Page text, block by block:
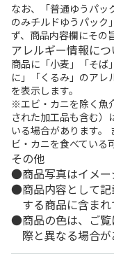
なお、「普通ゆうパッ
のみチルドゆうパック
ず、商品内容欄にその
アレルギー情報につ
商品に「小麦」「そば
に」「くるみ」のアレ
を表示します。
※エビ・カニを除く魚
された加工品も含む）
いる場合があります。
ビ・カニを食べている
その他
商品写真はイメー
商品内容として
する商品に含まれ
商品の色は、ご
際と異なる場合が